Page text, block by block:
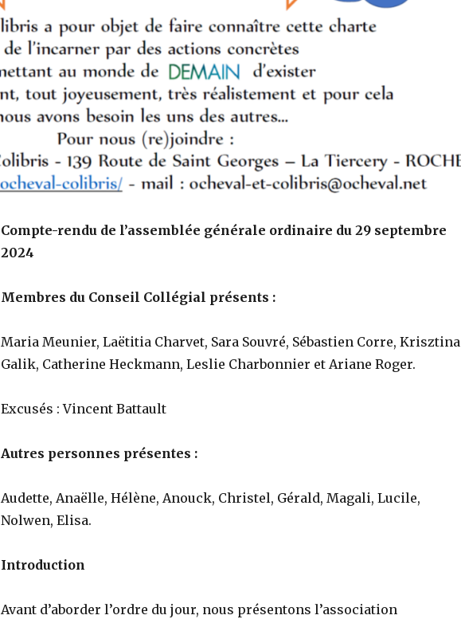
Compte-rendu de l’assemblée générale ordinaire du 29 septembre
2024
Membres du Conseil Collégial présents :
Maria Meunier, Laëtitia Charvet, Sara Souvré, Sébastien Corre, Krisztina
Galik, Catherine Heckmann, Leslie Charbonnier et Ariane Roger.
Excusés : Vincent Battault
Autres personnes présentes :
Audette, Anaëlle, Hélène, Anouck, Christel, Gérald, Magali, Lucile,
Nolwen, Elisa.
Introduction
Avant d’aborder l’ordre du jour, nous présentons l’association